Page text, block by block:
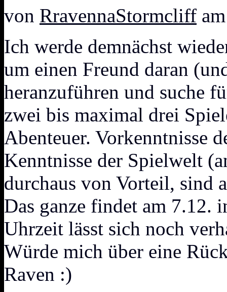
von RravennaStormcliff
Ich werde demnächst
um einen Freund daran
heranzuführen und suche
zwei bis maximal drei
Abenteuer. Vorkenntnisse
Kenntnisse der Spielwelt
durchaus von Vorteil, sind
Das ganze findet am 7.12.
Uhrzeit lässt sich noch
Würde mich über eine
Raven :)